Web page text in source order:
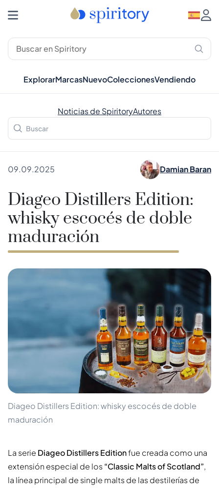
ExplorarMarcasNuevoColeccionesVendiendo
Noticias de SpiritoryAutores
09.09.2025 Damian Baran
Diageo Distillers Edition:
whisky escocés de doble
maduración
Diageo Distillers Edition: whisky escocés de doble
maduración
La serie Diageo Distillers Editionfue creada como una
extensión especial de los“Classic Malts of Scotland”,
la línea principal de single malts de las destilerías de